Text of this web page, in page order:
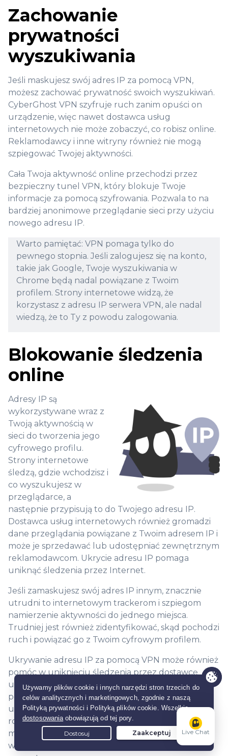
Zachowanie
prywatności
wyszukiwania
Jeśli maskujesz swój adres IP za pomocą VPN,
możesz zachować prywatność swoich wyszukiwań.
CyberGhost VPN szyfruje ruch zanim opuści on
urządzenie, więc nawet dostawca usług
internetowych nie może zobaczyć, co robisz online.
Reklamodawcy i inne witryny również nie mogą
szpiegować Twojej aktywności.
Cała Twoja aktywność online przechodzi przez
bezpieczny tunel VPN, który blokuje Twoje
informacje za pomocą szyfrowania. Pozwala to na
bardziej anonimowe przeglądanie sieci przy użyciu
nowego adresu IP.
Warto pamiętać: VPN pomaga tylko do
pewnego stopnia. Jeśli zalogujesz się na konto,
takie jak Google, Twoje wyszukiwania w
Chrome będą nadal powiązane z Twoim
profilem. Strony internetowe widzą, że
korzystasz z adresu IP serwera VPN, ale nadal
wiedzą, że to Ty z powodu zalogowania.
Blokowanie śledzenia
online
Adresy IP są
wykorzystywane wraz z
Twoją aktywnością w
sieci do tworzenia jego
cyfrowego profilu.
Strony internetowe
śledzą, gdzie wchodzisz i
co wyszukujesz w
przeglądarce, a
następnie przypisują to do Twojego adresu IP.
Dostawca usług internetowych również gromadzi
dane przeglądania powiązane z Twoim adresem IP i
może je sprzedawać lub udostępniać zewnętrznym
reklamodawcom. Ukrycie adresu IP pomaga
uniknąć śledzenia przez Internet.
Jeśli zamaskujesz swój adres IP innym, znacznie
utrudni to internetowym trackerom i szpiegom
namierzenie aktywności do jednego miejsca.
Trudniej jest również zidentyfikować, skąd pochodzi
ruch i powiązać go z Twoim cyfrowym profilem.
Ukrywanie adresu IP za pomocą VPN może również
pomóc w uniknięciu śledzenia przez dostawcę
usług internetowych. Ponieważ VPN szyfruje
połączenie przed wysłaniem żądań do dostawcy
usług internetowych, nie może on zobaczyć, co
robisz online. Jeśli nie widzi Twojej aktywności, nie
może powiązać jej z Twoim adresem IP, a im mniej
wie, tym mniej może udostępnić podmiotom
Live Chat